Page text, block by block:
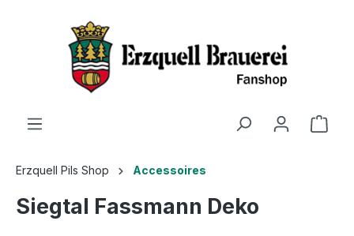
Erzquell Pils Shop Accessoires
Siegtal Fassmann Deko